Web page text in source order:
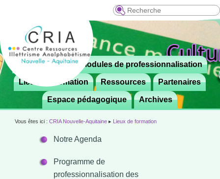
Recherche
Menu
principal
Aller
contenu
principal
 Le CRIA Modules de professionnalisation
Lieux de formation Ressources Partenaires
Espace pédagogique Archives
Vous êtes ici : CRIA Nouvelle-Aquitaine ▸ Lieux de formation
Notre Agenda
Programme de
professionnalisation des